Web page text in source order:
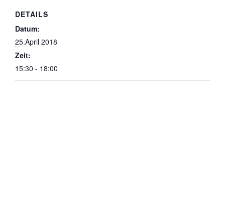
DETAILS
Datum:
25.April 2018
Zeit:
15:30 - 18:00